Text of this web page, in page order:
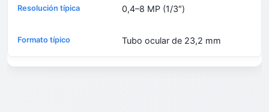
0,4–8 MP (1/3″)
Tubo ocular de 23,2 mm